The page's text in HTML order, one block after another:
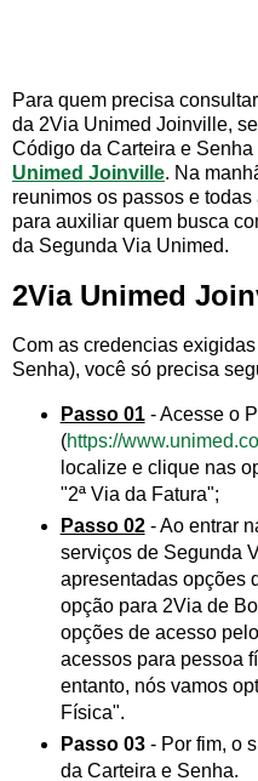
Para quem precisa
da 2Via Unimed Joinville,
Código da Carteira e
Unimed Joinville. Na
reunimos os passos e
para auxiliar quem busca
da Segunda Via Unimed.
2Via Unimed
Com as credencias
Senha), você só precisa
Passo 01- Acesse o
(https://
localize e clique nas
"2ª Via da Fatura";
Passo 02- Ao entrar
serviços de Segunda
apresentadas opções
opção para 2Via de
opções de acesso
acessos para pessoa
entanto, nós vamos
Física".
Passo 03- Por fim, o
da Carteira e Senha.